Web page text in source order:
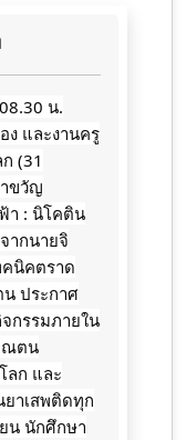
น.
ง และงานครู
(31
ขวัญ
า : นิโคติน
ากนายจิ
คนิคตราด
ประกาศ
กรรมภายใน
ณตน
ลก และ
าเสพติดทุก
น นักศึกษา